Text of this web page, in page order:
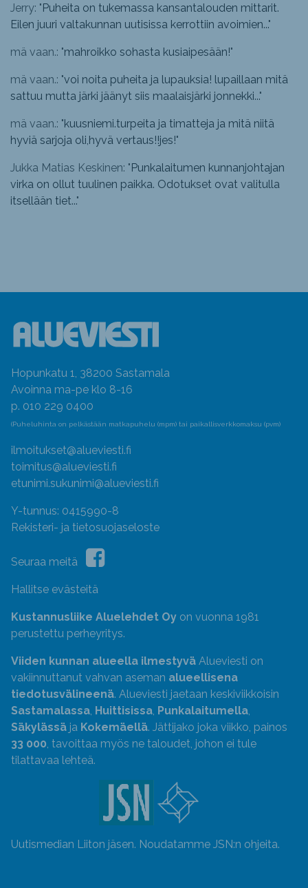
Jerry: "Puheita on tukemassa kansantalouden mittarit.
Eilen juuri valtakunnan uutisissa kerrottiin avoimien..."
mä vaan.: "mahroikko sohasta kusiaipesään!"
mä vaan.: "voi noita puheita ja lupauksia! lupaillaan mitä
sattuu mutta järki jäänyt siis maalaisjärki jonnekki..."
mä vaan.: "kuusniemi.turpeita ja timatteja ja mitä niitä
hyviä sarjoja oli,hyvä vertaus!!jes!"
Jukka Matias Keskinen: "Punkalaitumen kunnanjohtajan
virka on ollut tuulinen paikka. Odotukset ovat valitulla
itsellään tiet..."
Hopunkatu 1, 38200 Sastamala
Avoinna ma-pe klo 8-16
p. 010 229 0400
(Puheluhinta on pelkästään matkapuhelu (mpm) tai paikallisverkkomaksu (pvm)
ilmoitukset@alueviesti.fi
toimitus@alueviesti.fi
etunimi.sukunimi@alueviesti.fi
Y-tunnus: 0415990-8
Rekisteri- ja tietosuojaseloste
Seuraa meitä
Hallitse evästeitä
Kustannusliike Aluelehdet Oy on vuonna 1981
perustettu perheyritys.
Viiden kunnan alueella ilmestyvä Alueviesti on
vakiinnuttanut vahvan aseman alueellisena
tiedotusvälineenä. Alueviesti jaetaan keskiviikkoisin
Sastamalassa, Huittisissa, Punkalaitumella,
Säkylässä ja Kokemäellä. Jättijako joka viikko, painos
33 000, tavoittaa myös ne taloudet, johon ei tule
tilattavaa lehteä.
Uutismedian Liiton jäsen. Noudatamme JSN:n ohjeita.